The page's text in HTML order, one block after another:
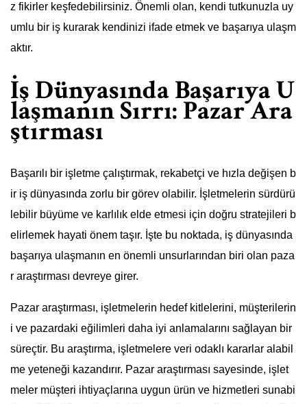
z fikirler keşfedebilirsiniz. Önemli olan, kendi tutkunuzla uy
umlu bir iş kurarak kendinizi ifade etmek ve başarıya ulaşm
aktır.
İş Dünyasında Başarıya U
laşmanın Sırrı: Pazar Ara
ştırması
Başarılı bir işletme çalıştırmak, rekabetçi ve hızla değişen b
ir iş dünyasında zorlu bir görev olabilir. İşletmelerin sürdürü
lebilir büyüme ve karlılık elde etmesi için doğru stratejileri b
elirlemek hayati önem taşır. İşte bu noktada, iş dünyasında
başarıya ulaşmanın en önemli unsurlarından biri olan paza
r araştırması devreye girer.
Pazar araştırması, işletmelerin hedef kitlelerini, müşterilerin
i ve pazardaki eğilimleri daha iyi anlamalarını sağlayan bir
süreçtir. Bu araştırma, işletmelere veri odaklı kararlar alabil
me yeteneği kazandırır. Pazar araştırması sayesinde, işlet
meler müşteri ihtiyaçlarına uygun ürün ve hizmetleri sunabi